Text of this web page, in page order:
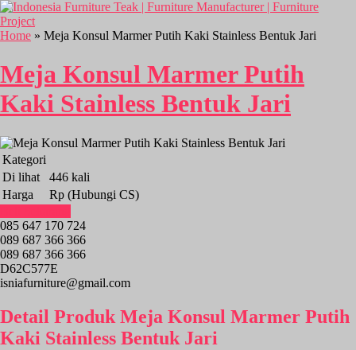
Home » Meja Konsul Marmer Putih Kaki Stainless Bentuk Jari
Meja Konsul Marmer Putih
Kaki Stainless Bentuk Jari
Kategori
Di lihat
446 kali
Harga
Rp (Hubungi CS)
085 647 170 724
089 687 366 366
089 687 366 366
D62C577E
isniafurniture@gmail.com
Detail Produk Meja Konsul Marmer Putih
Kaki Stainless Bentuk Jari